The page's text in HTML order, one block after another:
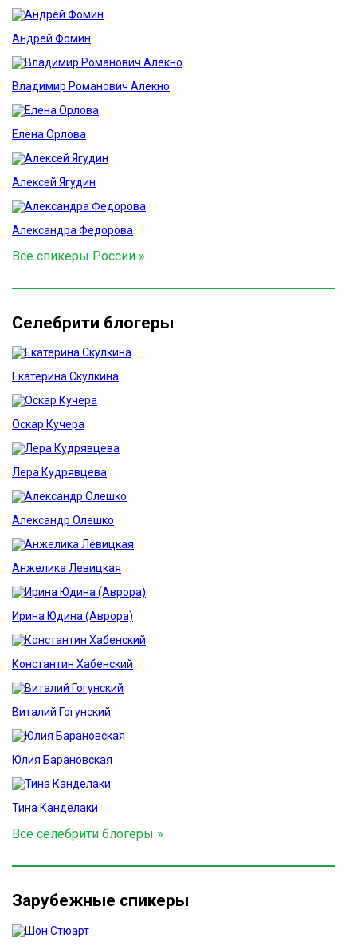
Андрей Фомин
Владимир Романович Алекно
Елена Орлова
Алексей Ягудин
Александра Федорова
Все спикеры России »
Селебрити блогеры
Екатерина Скулкина
Оскар Кучера
Лера Кудрявцева
Александр Олешко
Анжелика Левицкая
Ирина Юдина (Аврора)
Константин Хабенский
Виталий Гогунский
Юлия Барановская
Тина Канделаки
Все селебрити блогеры »
Зарубежные спикеры